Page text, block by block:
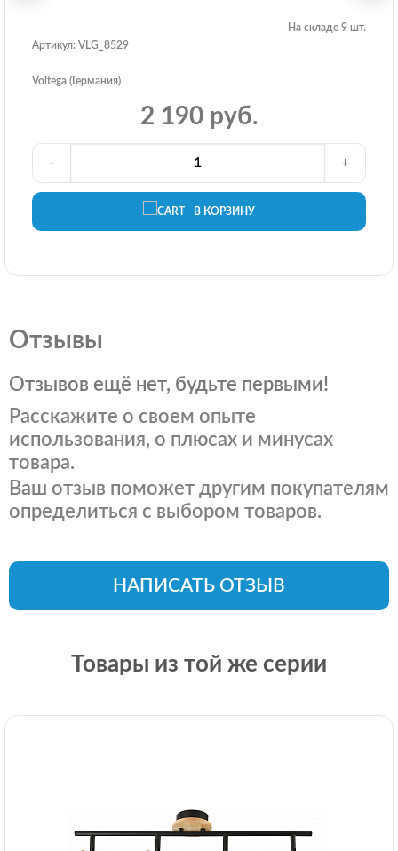
На складе 9 шт.
Артикул: VLG_8529
Voltega (Германия)
2 190 руб.
В КОРЗИНУ
- +
Отзывы
Отзывов ещё нет, будьте первыми!
Расскажите о своем опыте
использования, о плюсах и минусах
товара.
Ваш отзыв поможет другим покупателям
определиться с выбором товаров.
НАПИСАТЬ ОТЗЫВ
Товары из той же серии